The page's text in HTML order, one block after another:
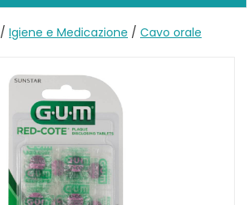
Igiene e Medicazione / Cavo orale